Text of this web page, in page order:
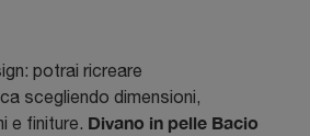
potrai ricreare
scegliendo dimensioni,
e finiture. Divano in pelle Bacio